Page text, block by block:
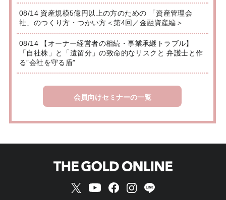
08/14 資産規模5億円以上の方のための 「資産管理会
社」のつくり方・つかい方＜第4回／金融資産編＞
08/14 【オーナー経営者の相続・事業承継トラブル】
「自社株」と「遺留分」の致命的なリスクと 弁護士と作
る”会社を守る盾”
会員向けセミナーの一覧